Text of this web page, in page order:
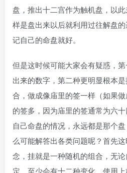
盘，推出十二宫作为触机盘，以
样是盘出来以后就利用过往解盘
记自己的命盘就好。
但是这时候可能大家会有疑惑，
出来的数字，第二种更明显根本
合，做成像庙里的签一样（如果
的签多，因为庙里的签通常为六
自己命盘的情况，永远都是那个
么可能解答出各类问题呢？首先
念，挂就是一种随机的组合，无
定，至少会有十二种变化，使用